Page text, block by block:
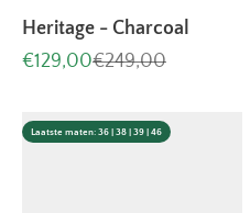
Heritage - Charcoal
Aanbiedingsprijs
€129,00Normale prijs
€249,00
Laatste maten: 36 | 38 | 39 | 46